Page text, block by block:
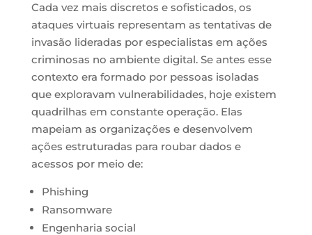
Cada vez mais discretos e sofisticados, os
ataques virtuais representam as tentativas de
invasão lideradas por especialistas em ações
criminosas no ambiente digital. Se antes esse
contexto era formado por pessoas isoladas
que exploravam vulnerabilidades, hoje existem
quadrilhas em constante operação. Elas
mapeiam as organizações e desenvolvem
ações estruturadas para roubar dados e
acessos por meio de:
Phishing
Ransomware
Engenharia social